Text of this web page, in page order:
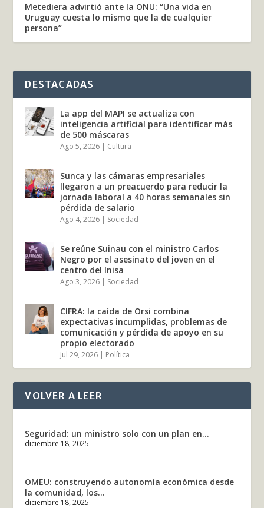
Metediera advirtió ante la ONU: “Una vida en
Uruguay cuesta lo mismo que la de cualquier
persona”
DESTACADAS
La app del MAPI se actualiza con
inteligencia artificial para identificar más
de 500 máscaras
Ago 5, 2026 | Cultura
Sunca y las cámaras empresariales
llegaron a un preacuerdo para reducir la
jornada laboral a 40 horas semanales sin
pérdida de salario
Ago 4, 2026 | Sociedad
Se reúne Suinau con el ministro Carlos
Negro por el asesinato del joven en el
centro del Inisa
Ago 3, 2026 | Sociedad
CIFRA: la caída de Orsi combina
expectativas incumplidas, problemas de
comunicación y pérdida de apoyo en su
propio electorado
Jul 29, 2026 | Política
VOLVER A LEER
Seguridad: un ministro solo con un plan en...
diciembre 18, 2025
OMEU: construyendo autonomía económica desde
la comunidad, los...
diciembre 18, 2025